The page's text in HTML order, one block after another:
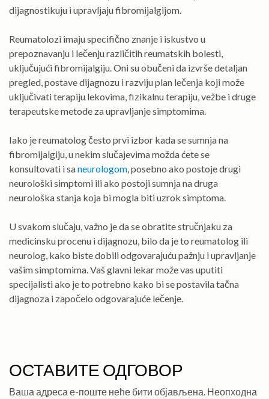
dijagnostikuju i upravljaju fibromijalgijom.
Reumatolozi imaju specifično znanje i iskustvo u
prepoznavanju i lečenju različitih reumatskih bolesti,
uključujući fibromijalgiju. Oni su obučeni da izvrše detaljan
pregled, postave dijagnozu i razviju plan lečenja koji može
uključivati terapiju lekovima, fizikalnu terapiju, vežbe i druge
terapeutske metode za upravljanje simptomima.
Iako je reumatolog često prvi izbor kada se sumnja na
fibromijalgiju, u nekim slučajevima možda ćete se
konsultovati i saneurologom, posebno ako postoje drugi
neurološki simptomi ili ako postoji sumnja na druga
neurološka stanja koja bi mogla biti uzrok simptoma.
U svakom slučaju, važno je da se obratite stručnjaku za
medicinsku procenu i dijagnozu, bilo da je to reumatolog ili
neurolog, kako biste dobili odgovarajuću pažnju i upravljanje
vašim simptomima. Vaš glavni lekar može vas uputiti
specijalisti ako je to potrebno kako bi se postavila tačna
dijagnoza i započelo odgovarajuće lečenje.
ОСТАВИТЕ ОДГОВОР
Ваша адреса е-поште неће бити објављена. Неопходна